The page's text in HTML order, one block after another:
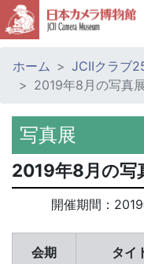
ホーム JCIIクラブ
2019年8月の写真
写真展
2019年8月の写
開催期間：
会期 タイ